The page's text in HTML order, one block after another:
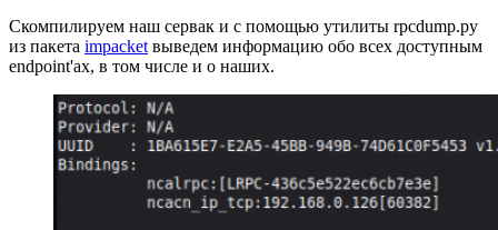
Скомпилируем наш сервак и с помощью утилиты rpcdump.py
из пакета impacket выведем информацию обо всех доступным
endpoint'ах, в том числе и о наших.